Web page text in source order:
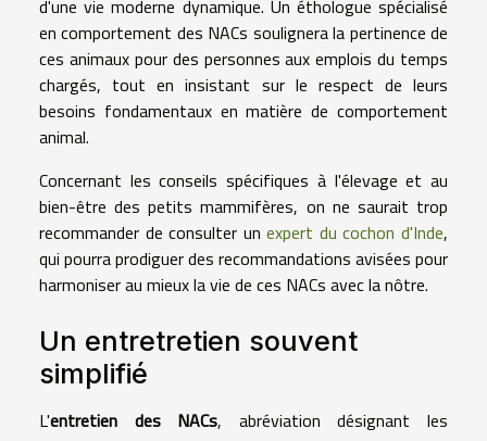
d'une vie moderne dynamique. Un éthologue spécialisé
en comportement des NACs soulignera la pertinence de
ces animaux pour des personnes aux emplois du temps
chargés, tout en insistant sur le respect de leurs
besoins fondamentaux en matière de comportement
animal.
Concernant les conseils spécifiques à l'élevage et au
bien-être des petits mammifères, on ne saurait trop
recommander de consulter unexpert du cochon d'Inde,
qui pourra prodiguer des recommandations avisées pour
harmoniser au mieux la vie de ces NACs avec la nôtre.
Un entretretien souvent
simplifié
L'entretien des NACs, abréviation désignant les